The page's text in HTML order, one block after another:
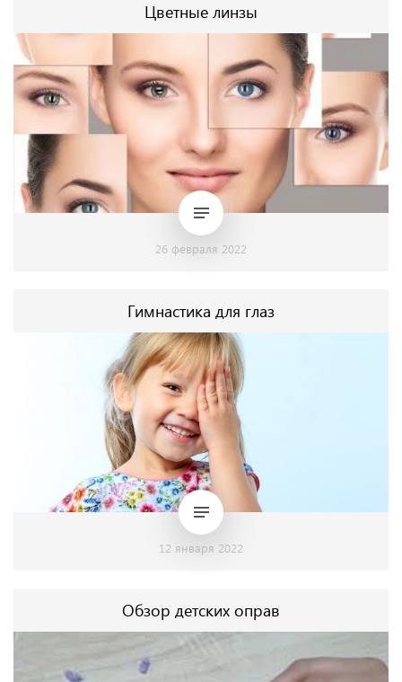
Цветные линзы
26 февраля 2022
Гимнастика для глаз
12 января 2022
Обзор детских оправ